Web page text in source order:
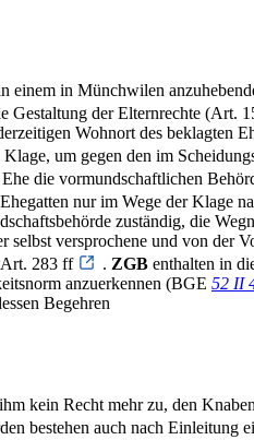
einem in Münchwilen
Gestaltung der Elternrechte (Art.
Wohnort des beklagten
um gegen den im
die vormundschaftlichen
nur im Wege der Klage
zuständig, die
selbst versprochene und von
Art. 283 ff
. ZGB enthalten in
anzuerkennen (BGE 52 II
Begehren
kein Recht mehr zu, den
bestehen auch nach